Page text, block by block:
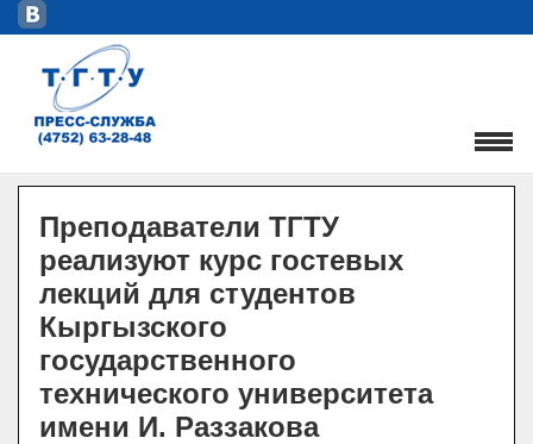
Преподаватели ТГТУ
реализуют курс гостевых
лекций для студентов
Кыргызского
государственного
технического университета
имени И. Раззакова